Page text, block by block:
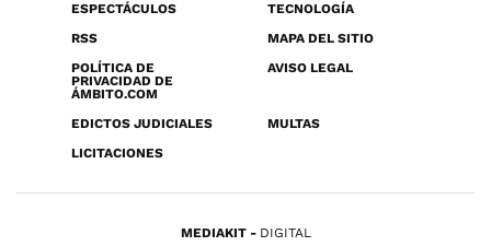
ESPECTÁCULOS
TECNOLOGÍA
RSS
MAPA DEL SITIO
POLÍTICA DE
PRIVACIDAD DE
ÁMBITO.COM
AVISO LEGAL
EDICTOS JUDICIALES
MULTAS
LICITACIONES
MEDIAKIT DIGITAL